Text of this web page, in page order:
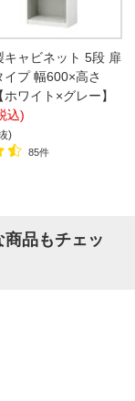
キャビネット 5段 扉
イプ 幅600×高さ
ワイト×グレー】
込)
)
85件
品もチェッ